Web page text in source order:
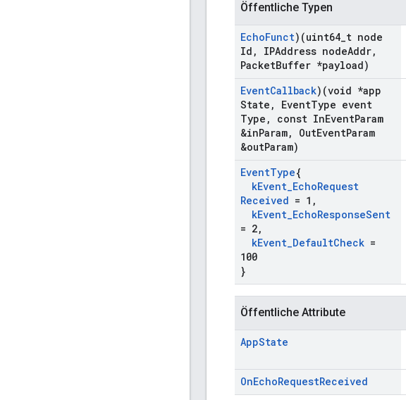
Öffentliche Typen
EchoFunct)(uint64 t node
Id , IPAddress nodeAddr,
PacketBuffer *payload)
EventCallback)(void *app
State , EventType event
Type , const InEventParam
&inParam, OutEventParam
&outParam)
EventType{
kEvent_EchoRequest
Received = 1 ,
kEvent_EchoResponseSent
= 2,
kEvent_DefaultCheck =
100
}
Öffentliche Attribute
AppState
OnEchoRequestReceived